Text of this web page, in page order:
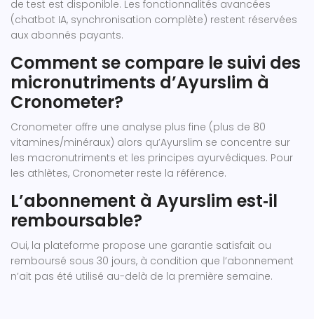
de test est disponible. Les fonctionnalités avancées
(chatbot IA, synchronisation complète) restent réservées
aux abonnés payants.
Comment se compare le suivi des
micronutriments d’Ayurslim à
Cronometer?
Cronometer offre une analyse plus fine (plus de 80
vitamines/minéraux) alors qu’Ayurslim se concentre sur
les macronutriments et les principes ayurvédiques. Pour
les athlètes, Cronometer reste la référence.
L’abonnement à Ayurslim est‑il
remboursable?
Oui, la plateforme propose une garantie satisfait ou
remboursé sous 30 jours, à condition que l’abonnement
n’ait pas été utilisé au-delà de la première semaine.